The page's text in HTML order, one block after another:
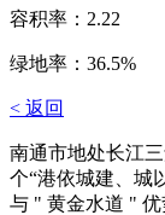
容积率：2.22
绿地率：36.5%
< 返回
南通市地处长江
个“港依城建、城
与 " 黄金水道 "